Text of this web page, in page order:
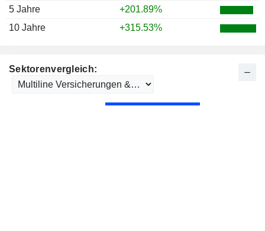
5 Jahre
+201.89%
10 Jahre
+315.53%
Sektorenvergleich: